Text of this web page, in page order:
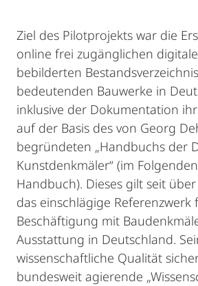
Ziel des Pilotprojekts war die
online frei zugänglichen
bebilderten
bedeutenden Bauwerke in
inklusive der Dokumentation
auf der Basis des von Georg
begründeten „Handbuchs der
Kunstdenkmäler“ (im
Handbuch). Dieses gilt seit
das einschlägige Referenzwerk
Beschäftigung mit
Ausstattung in Deutschland.
wissenschaftliche Qualität
bundesweit agierende